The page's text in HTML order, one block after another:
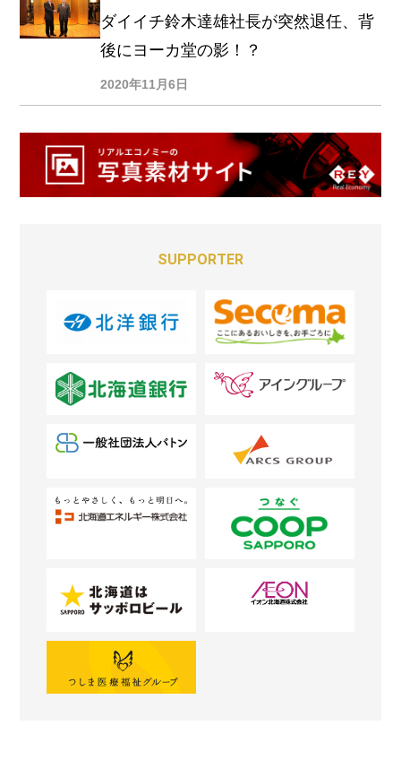
ダイイチ鈴木達雄社長が突然退任、背
後にヨーカ堂の影！？
2020年11月6日
SUPPORTER